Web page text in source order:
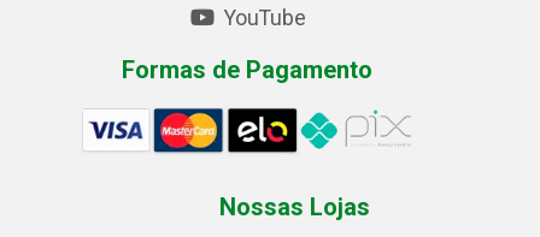
YouTube
Formas de Pagamento
Nossas Lojas